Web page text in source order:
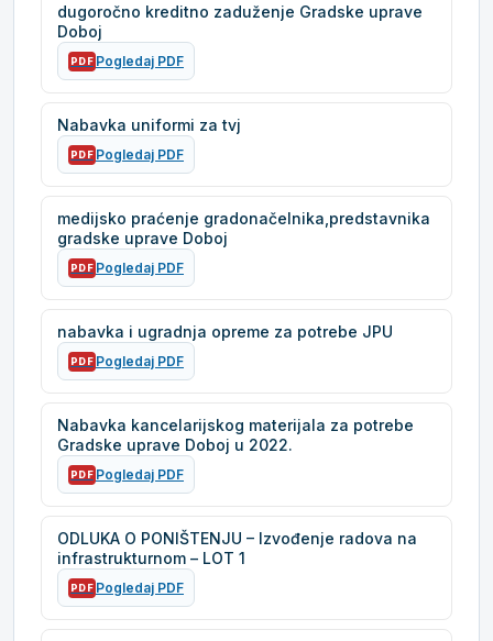
dugoročno kreditno zaduženje Gradske uprave
Doboj
PDF Pogledaj PDF
Nabavka uniformi za tvj
PDF Pogledaj PDF
medijsko praćenje gradonačelnika,predstavnika
gradske uprave Doboj
PDF Pogledaj PDF
nabavka i ugradnja opreme za potrebe JPU
PDF Pogledaj PDF
Nabavka kancelarijskog materijala za potrebe
Gradske uprave Doboj u 2022.
PDF Pogledaj PDF
ODLUKA O PONIŠTENJU – Izvođenje radova na
infrastrukturnom – LOT 1
PDF Pogledaj PDF